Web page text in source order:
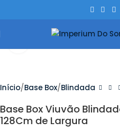
Início Base Box Blindada
Base Box Viuvão
128Cm de Largura